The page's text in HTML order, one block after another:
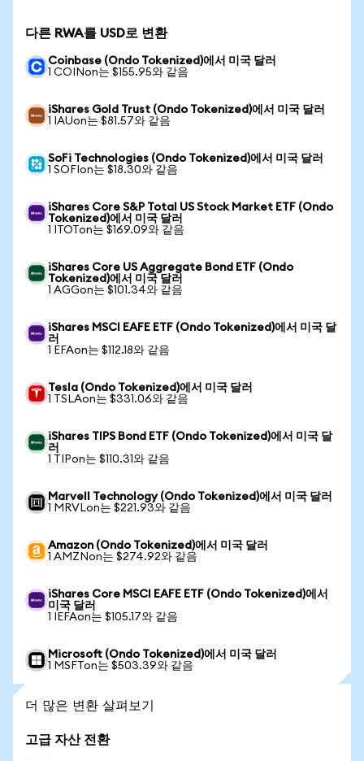
다른 RWA를 USD로 변환
Coinbase (Ondo Tokenized)에서 미국 달러
1 COINon는 $155.95와 같음
iShares Gold Trust (Ondo Tokenized)에서 미국 달러
1 IAUon는 $81.57와 같음
SoFi Technologies (Ondo Tokenized)에서 미국 달러
1 SOFIon는 $18.30와 같음
iShares Core S&P Total US Stock Market ETF (Ondo
Tokenized)에서 미국 달러
1 ITOTon는 $169.09와 같음
iShares Core US Aggregate Bond ETF (Ondo
Tokenized)에서 미국 달러
1 AGGon는 $101.34와 같음
iShares MSCI EAFE ETF (Ondo Tokenized)에서 미국 달
러
1 EFAon는 $112.18와 같음
Tesla (Ondo Tokenized)에서 미국 달러
1 TSLAon는 $331.06와 같음
iShares TIPS Bond ETF (Ondo Tokenized)에서 미국 달
러
1 TIPon는 $110.31와 같음
Marvell Technology (Ondo Tokenized)에서 미국 달러
1 MRVLon는 $221.93와 같음
Amazon (Ondo Tokenized)에서 미국 달러
1 AMZNon는 $274.92와 같음
iShares Core MSCI EAFE ETF (Ondo Tokenized)에서
미국 달러
1 IEFAon는 $105.17와 같음
Microsoft (Ondo Tokenized)에서 미국 달러
1 MSFTon는 $503.39와 같음
더 많은 변환 살펴보기
고급 자산 전환